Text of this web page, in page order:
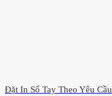
Đặt In Sổ Tay Theo Yêu